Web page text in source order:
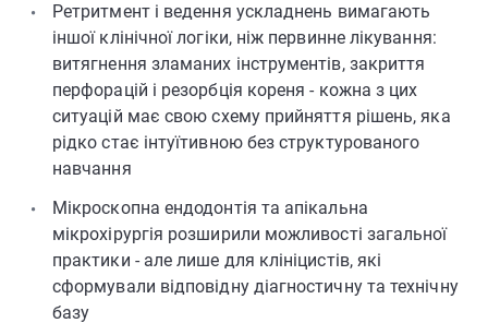
Ретритмент і ведення ускладнень вимагають
іншої клінічної логіки, ніж первинне лікування:
витягнення зламаних інструментів, закриття
перфорацій і резорбція кореня - кожна з цих
ситуацій має свою схему прийняття рішень, яка
рідко стає інтуїтивною без структурованого
навчання
Мікроскопна ендодонтія та апікальна
мікрохірургія розширили можливості загальної
практики - але лише для клініцистів, які
сформували відповідну діагностичну та технічну
базу